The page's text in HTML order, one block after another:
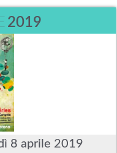
2019
8 aprile 2019